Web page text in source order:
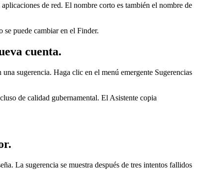
de red. El nombre corto es también el nombre de
puede cambiar en el Finder.
cuenta.
sugerencia. Haga clic en el menú emergente Sugerencias
de calidad gubernamental. El Asistente copia
La sugerencia se muestra después de tres intentos fallidos